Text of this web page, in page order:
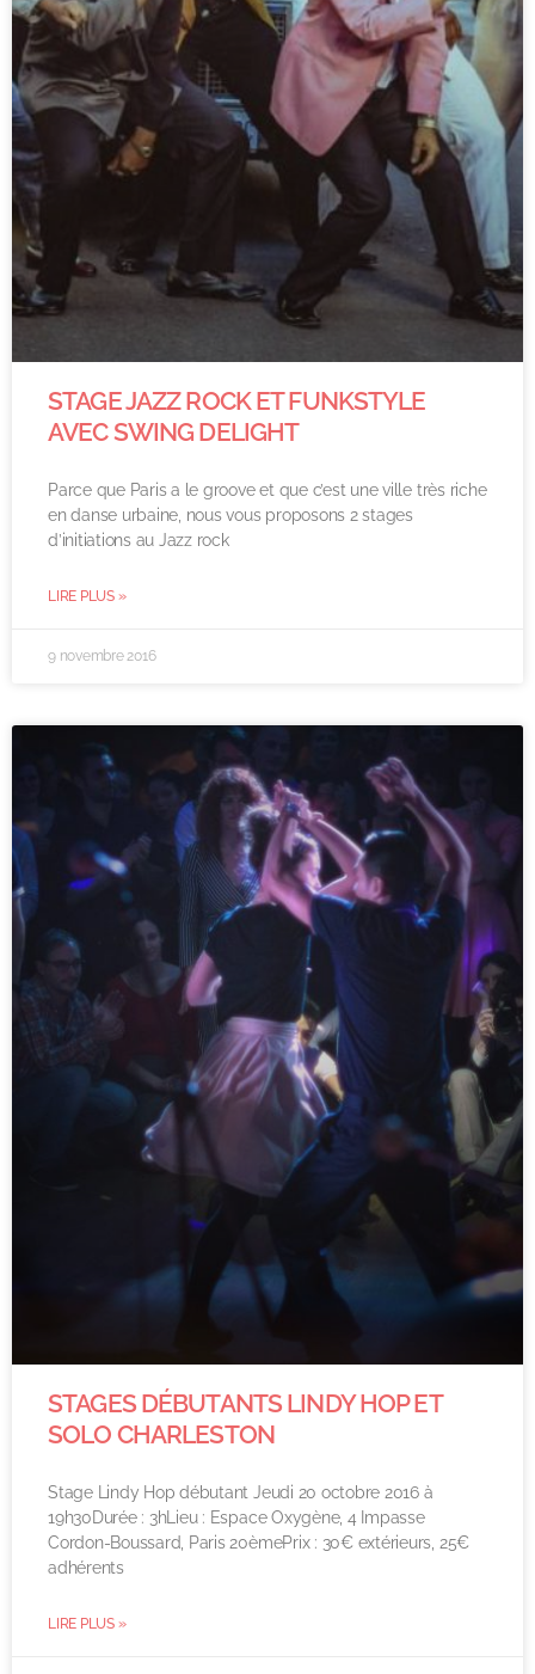
STAGE JAZZ ROCK ET FUNKSTYLE
AVEC SWING DELIGHT
Parce que Paris a le groove et que c’est une ville très riche
en danse urbaine, nous vous proposons 2 stages
d’initiations au Jazz rock
LIRE PLUS »
9 novembre 2016
STAGES DÉBUTANTS LINDY HOP ET
SOLO CHARLESTON
Stage Lindy Hop débutant Jeudi 20 octobre 2016 à
19h30Durée : 3hLieu : Espace Oxygène, 4 Impasse
Cordon-Boussard, Paris 20èmePrix : 30€ extérieurs, 25€
adhérents
LIRE PLUS »